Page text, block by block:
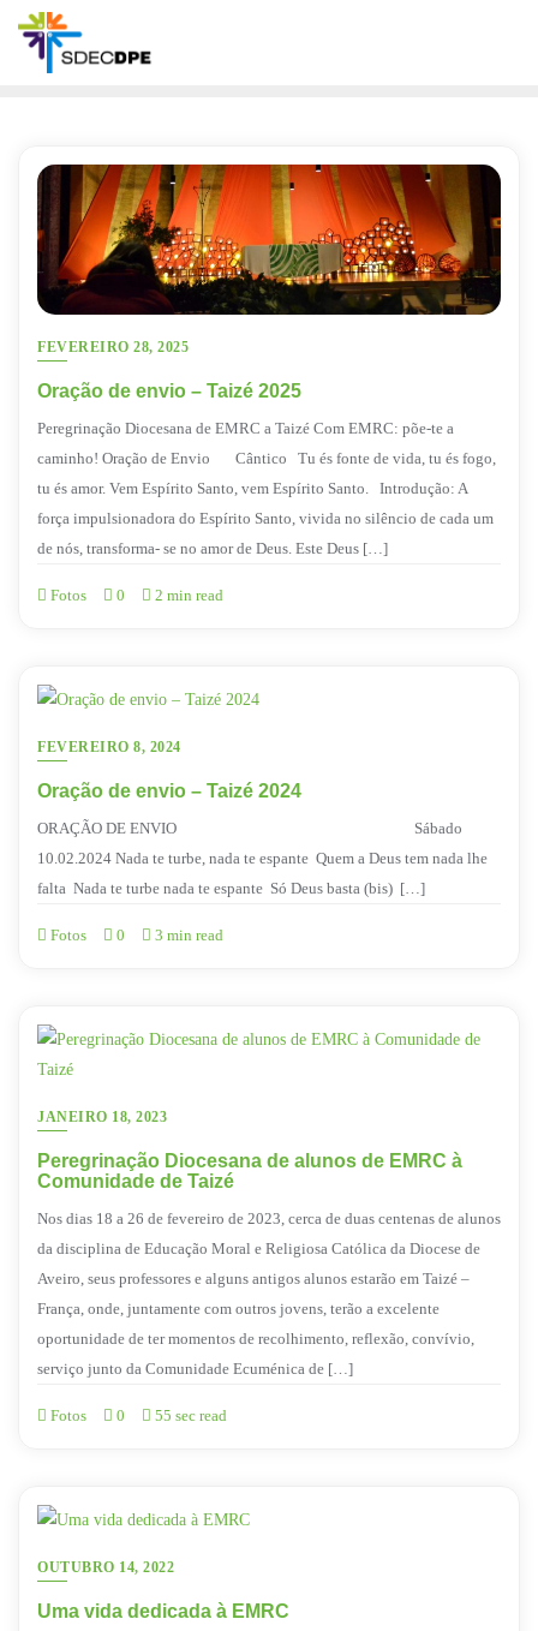
Skip
content
FEVEREIRO 28, 2025
Oração de envio – Taizé 2025
Peregrinação Diocesana de EMRC a Taizé Com EMRC: põe-te a
caminho! Oração de Envio Cântico Tu és fonte de vida, tu és fogo,
tu és amor. Vem Espírito Santo, vem Espírito Santo. Introdução: A
força impulsionadora do Espírito Santo, vivida no silêncio de cada um
de nós, transforma- se no amor de Deus. Este Deus […]
Fotos 0 2 min read
FEVEREIRO 8, 2024
Oração de envio – Taizé 2024
ORAÇÃO DE ENVIO Sábado
10.02.2024 Nada te turbe, nada te espante Quem a Deus tem nada lhe
falta Nada te turbe nada te espante Só Deus basta (bis) […]
Fotos 0 3 min read
JANEIRO 18, 2023
Peregrinação Diocesana de alunos de EMRC à
Comunidade de Taizé
Nos dias 18 a 26 de fevereiro de 2023, cerca de duas centenas de alunos
da disciplina de Educação Moral e Religiosa Católica da Diocese de
Aveiro, seus professores e alguns antigos alunos estarão em Taizé –
França, onde, juntamente com outros jovens, terão a excelente
oportunidade de ter momentos de recolhimento, reflexão, convívio,
serviço junto da Comunidade Ecuménica de […]
Fotos 0 55 sec read
OUTUBRO 14, 2022
Uma vida dedicada à EMRC